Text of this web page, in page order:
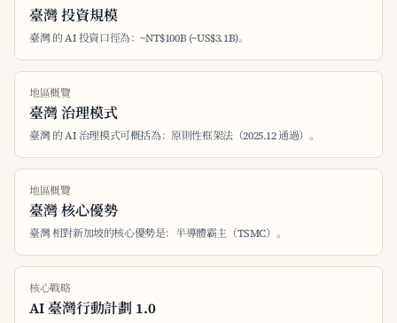
臺灣 投資規模
臺灣 的 AI 投資口徑為：~NT$100B (~US$3.1B)。
地區概覽
臺灣 治理模式
臺灣 的 AI 治理模式可概括為：原則性框架法（2025.12 通過）。
地區概覽
臺灣 核心優勢
臺灣 相對新加坡的核心優勢是：半導體霸主（TSMC）。
核心戰略
AI 臺灣行動計劃 1.0